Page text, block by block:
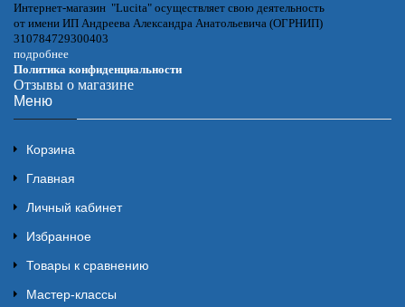
Интернет-магазин "Lucita" осуществляет свою деятельность
от имени ИП Андреева Александра Анатольевича (ОГРНИП)
310784729300403
подробнее
Политика конфиденциальности
Отзывы о магазине
Меню
Корзина
Главная
Личный кабинет
Избранное
Товары к сравнению
Мастер-классы